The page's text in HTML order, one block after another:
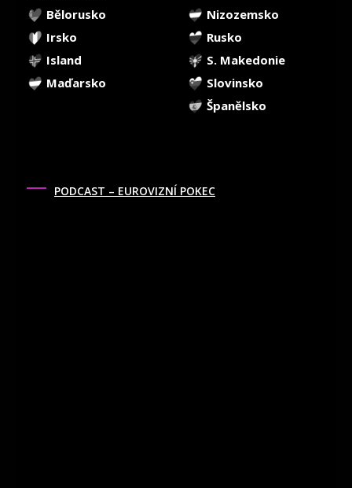
Bělorusko
Nizozemsko
Irsko
Rusko
Island
S. Makedonie
Maďarsko
Slovinsko
Španělsko
PODCAST – EUROVIZNÍ POKEC